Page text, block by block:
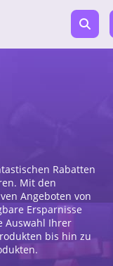
Rabatten
Mit den
Angeboten von
Ersparnisse
Auswahl Ihrer
bis hin zu